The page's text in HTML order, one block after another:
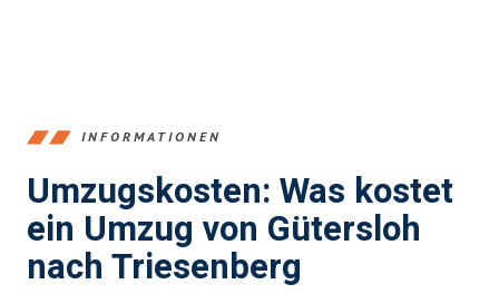
INFORMATIONEN
Umzugskosten: Was kostet
ein Umzug von Gütersloh
nach Triesenberg